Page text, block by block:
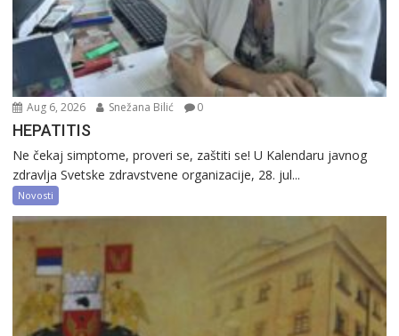
Aug 6, 2026 Snežana Bilić 0
HEPATITIS
Ne čekaj simptome, proveri se, zaštiti se! U Kalendaru javnog
zdravlja Svetske zdravstvene organizacije, 28. jul...
Novosti